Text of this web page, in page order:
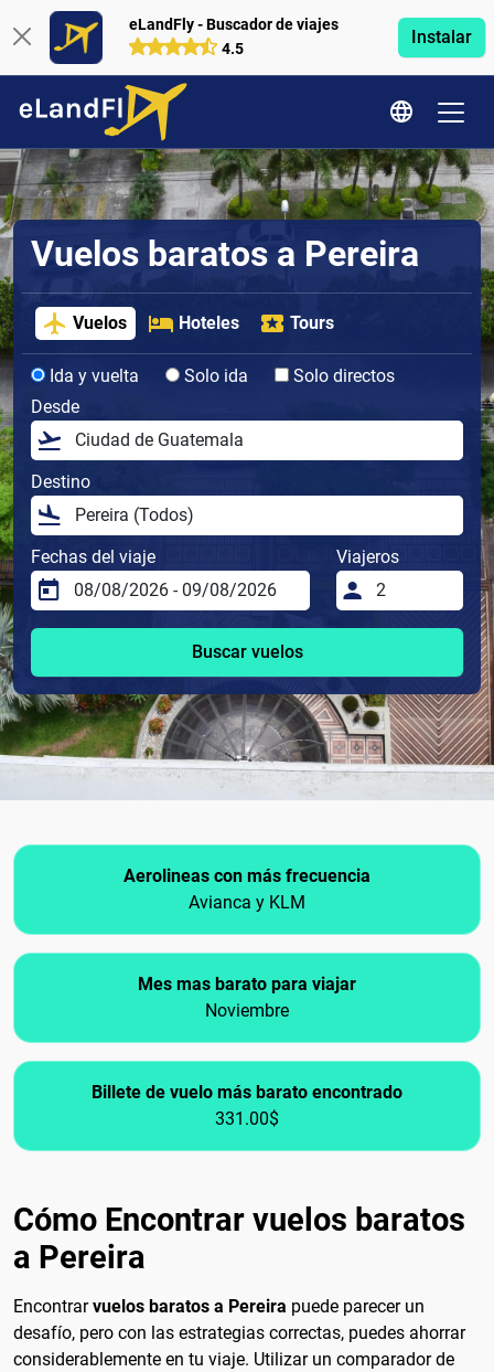
eLandFly - Buscador de viajes
4.5
Instalar
Vuelos baratos a Pereira
Vuelos Hoteles Tours
Ida y vuelta Solo ida
Solo directos
Desde
Destino
Fechas del viaje Viajeros
Buscar vuelos
Aerolineas con más frecuencia
Avianca y KLM
Mes mas barato para viajar
Noviembre
Billete de vuelo más barato encontrado
331.00$
Cómo Encontrar vuelos baratos
a Pereira
Encontrarvuelos baratos a Pereira puede parecer un
desafío, pero con las estrategias correctas, puedes ahorrar
considerablemente en tu viaje. Utilizar un comparador de